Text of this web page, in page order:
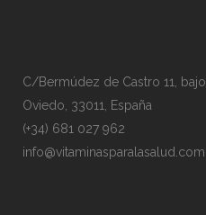
C/Bermúdez de Castro 11, bajo
Oviedo, 33011, España
(+34) 681 027 962
info@vitaminasparalasalud.com